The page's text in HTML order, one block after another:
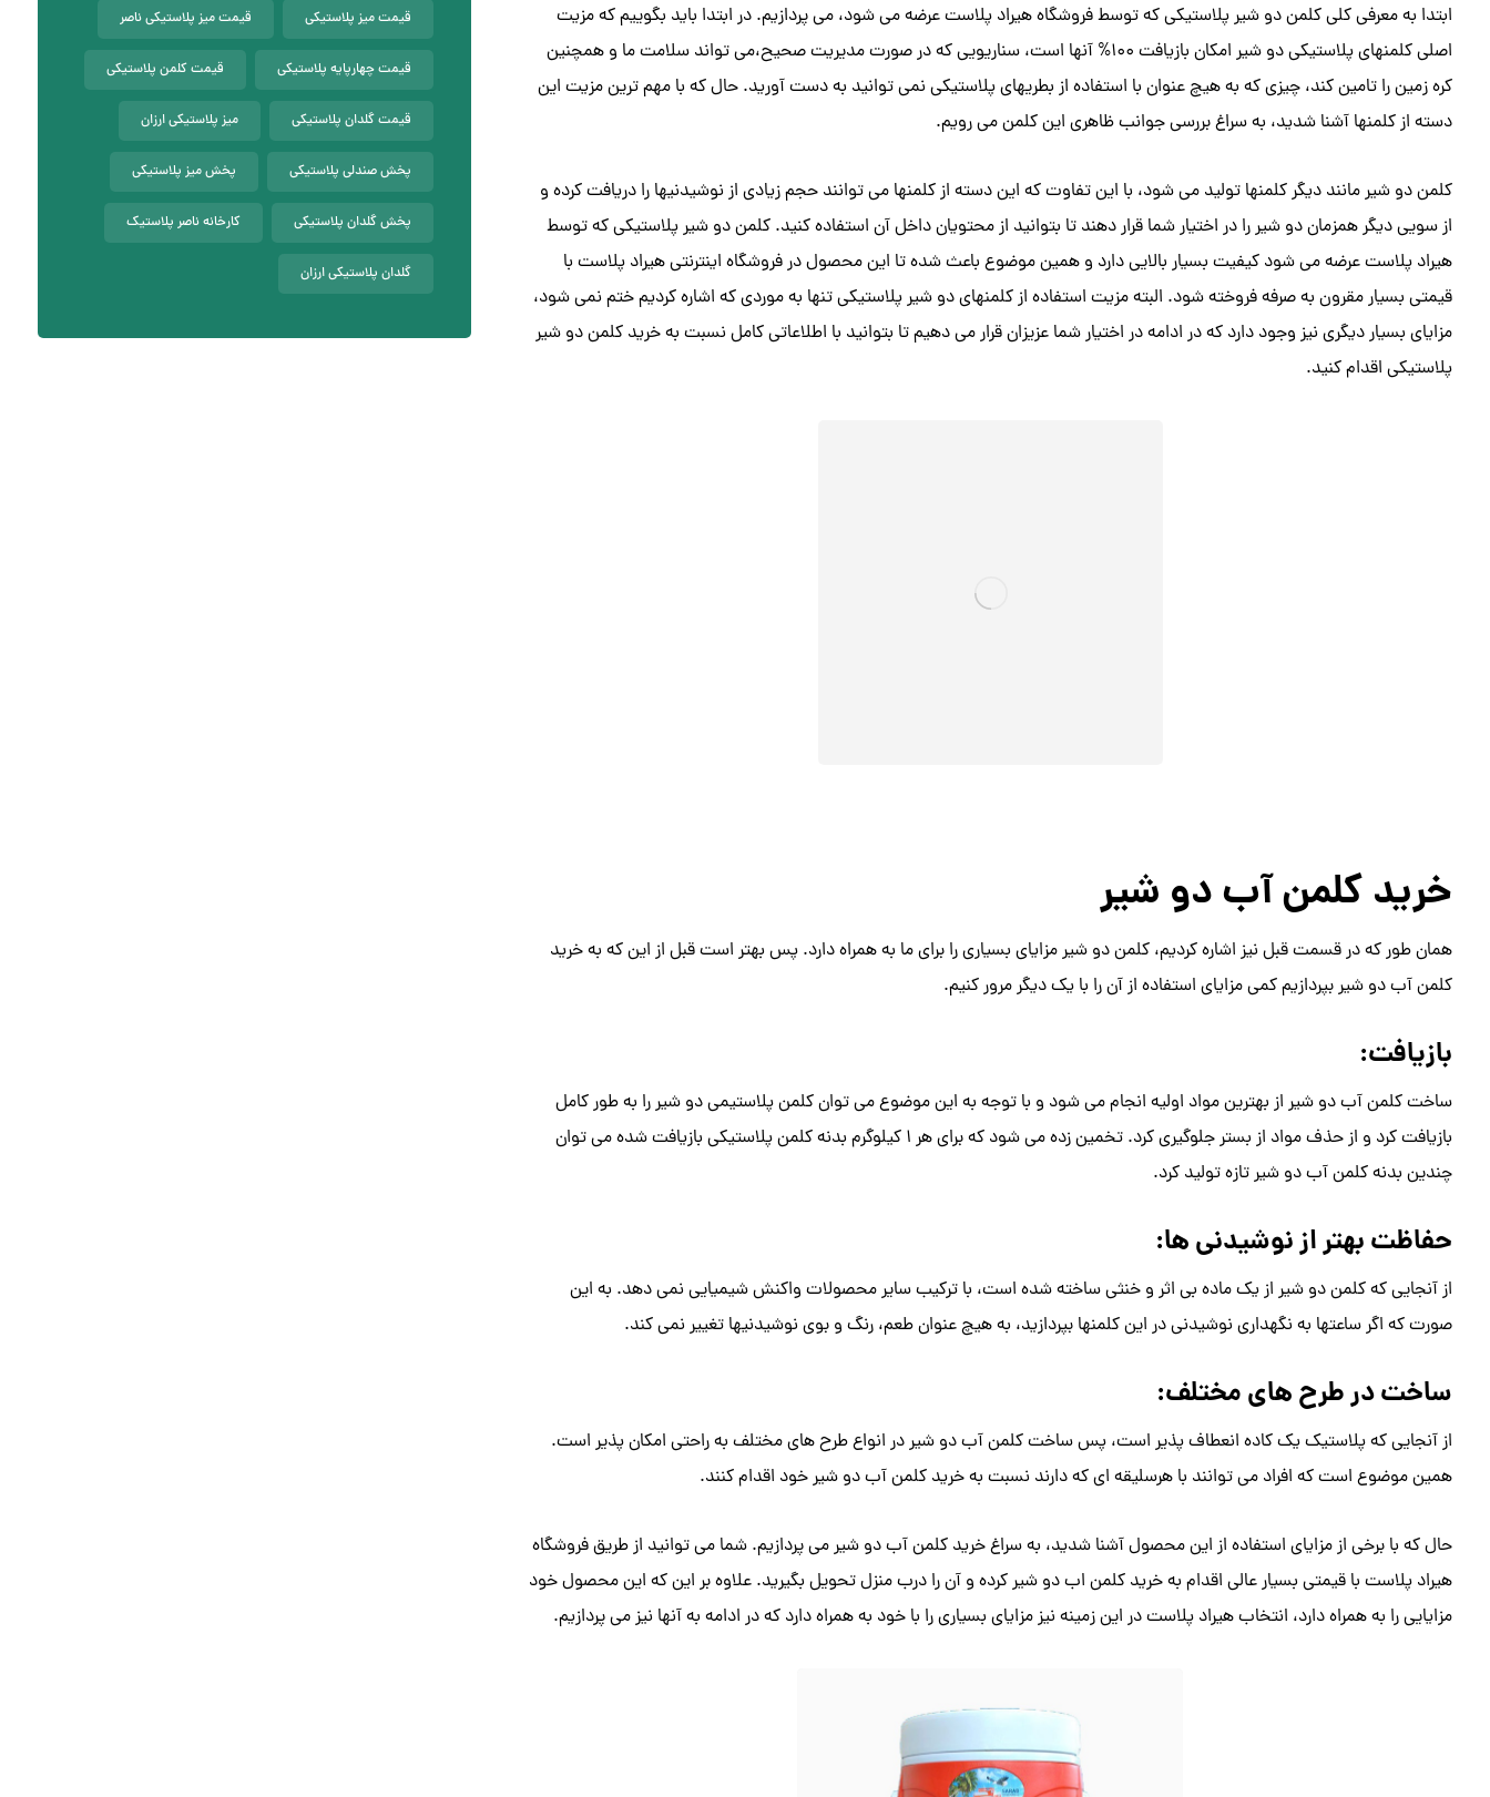
ابتدا به معرفی کلی کلمن دو شیر پلاستیکی که توسط فروشگاه هیراد پلاست عرضه می شود، می پردازیم. در ابتدا باید بگوییم که مزیت
اصلی کلمنهای پلاستیکی دو شیر امکان بازیافت 100% آنها است، سناریویی که در صورت مدیریت صحیح،می تواند سلامت ما و همچنین
کره زمین را تامین کند، چیزی که به هیچ عنوان با استفاده از بطریهای پلاستیکی نمی توانید به دست آورید. حال که با مهم ترین مزیت این
دسته از کلمنها آشنا شدید، به سراغ بررسی جوانب ظاهری این کلمن می رویم.
کلمن دو شیر مانند دیگر کلمنها تولید می شود، با این تفاوت که این دسته از کلمنها می توانند حجم زیادی از نوشیدنیها را دریافت کرده و
از سویی دیگر همزمان دو شیر را در اختیار شما قرار دهند تا بتوانید از محتویان داخل آن استفاده کنید. کلمن دو شیر پلاستیکی که توسط
هیراد پلاست عرضه می شود کیفیت بسیار بالایی دارد و همین موضوع باعث شده تا این محصول در فروشگاه اینترنتی هیراد پلاست با
قیمتی بسیار مقرون به صرفه فروخته شود. البته مزیت استفاده از کلمنهای دو شیر پلاستیکی تنها به موردی که اشاره کردیم ختم نمی شود،
مزایای بسیار دیگری نیز وجود دارد که در ادامه در اختیار شما عزیزان قرار می دهیم تا بتوانید با اطلاعاتی کامل نسبت به خرید کلمن دو شیر
پلاستیکی اقدام کنید.
خرید کلمن آب دو شیر
همان طور که در قسمت قبل نیز اشاره کردیم، کلمن دو شیر مزایای بسیاری را برای ما به همراه دارد. پس بهتر است قبل از این که به خرید
کلمن آب دو شیر بپردازیم کمی مزایای استفاده از آن را با یک دیگر مرور کنیم.
بازیافت:
ساخت کلمن آب دو شیر از بهترین مواد اولیه انجام می شود و با توجه به این موضوع می توان کلمن پلاستیمی دو شیر را به طور کامل
بازیافت کرد و از حذف مواد از بستر جلوگیری کرد. تخمین زده می شود که برای هر 1 کیلوگرم بدنه کلمن پلاستیکی بازیافت شده می توان
چندین بدنه کلمن آب دو شیر تازه تولید کرد.
حفاظت بهتر از نوشیدنی ها:
از آنجایی که کلمن دو شیر از یک ماده بی اثر و خنثی ساخته شده است، با ترکیب سایر محصولات واکنش شیمیایی نمی دهد. به این
صورت که اگر ساعتها به نگهداری نوشیدنی در این کلمنها بپردازید، به هیچ عنوان طعم، رنگ و بوی نوشیدنیها تغییر نمی کند.
ساخت در طرح های مختلف:
از آنجایی که پلاستیک یک کاده انعطاف پذیر است، پس ساخت کلمن آب دو شیر در انواع طرح های مختلف به راحتی امکان پذیر است.
همین موضوع است که افراد می توانند با هرسلیقه ای که دارند نسبت به خرید کلمن آب دو شیر خود اقدام کنند.
حال که با برخی از مزایای استفاده از این محصول آشنا شدید، به سراغ خرید کلمن آب دو شیر می پردازیم. شما می توانید از طریق فروشگاه
هیراد پلاست با قیمتی بسیار عالی اقدام به خرید کلمن اب دو شیر کرده و آن را درب منزل تحویل بگیرید. علاوه بر این که این محصول خود
مزایایی را به همراه دارد، انتخاب هیراد پلاست در این زمینه نیز مزایای بسیاری را با خود به همراه دارد که در ادامه به آنها نیز می پردازیم.
قیمت میز پلاستیکی قیمت میز پلاستیکی ناصر
قیمت چهارپایه پلاستیکی قیمت کلمن پلاستیکی
قیمت گلدان پلاستیکی میز پلاستیکی ارزان
پخش صندلی پلاستیکی پخش میز پلاستیکی
پخش گلدان پلاستیکی کارخانه ناصر پلاستیک
گلدان پلاستیکی ارزان